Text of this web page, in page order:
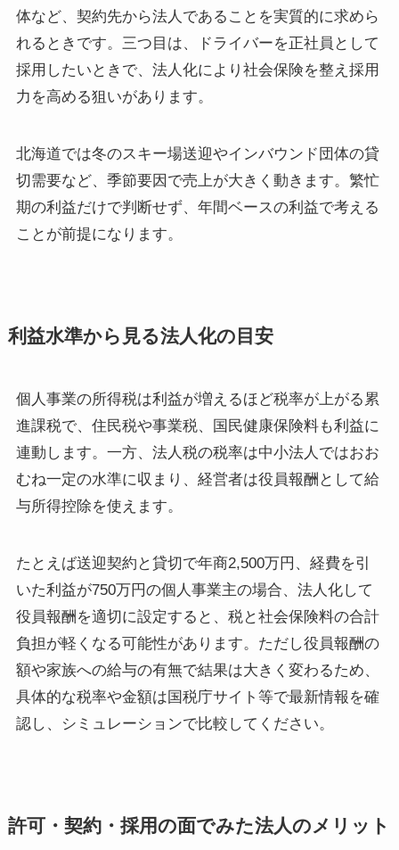
体など、契約先から法人であることを実質的に求めら
れるときです。三つ目は、ドライバーを正社員として
採用したいときで、法人化により社会保険を整え採用
力を高める狙いがあります。
北海道では冬のスキー場送迎やインバウンド団体の貸
切需要など、季節要因で売上が大きく動きます。繁忙
期の利益だけで判断せず、年間ベースの利益で考える
ことが前提になります。
利益水準から見る法人化の目安
個人事業の所得税は利益が増えるほど税率が上がる累
進課税で、住民税や事業税、国民健康保険料も利益に
連動します。一方、法人税の税率は中小法人ではおお
むね一定の水準に収まり、経営者は役員報酬として給
与所得控除を使えます。
たとえば送迎契約と貸切で年商2,500万円、経費を引
いた利益が750万円の個人事業主の場合、法人化して
役員報酬を適切に設定すると、税と社会保険料の合計
負担が軽くなる可能性があります。ただし役員報酬の
額や家族への給与の有無で結果は大きく変わるため、
具体的な税率や金額は国税庁サイト等で最新情報を確
認し、シミュレーションで比較してください。
許可・契約・採用の面でみた法人のメリット